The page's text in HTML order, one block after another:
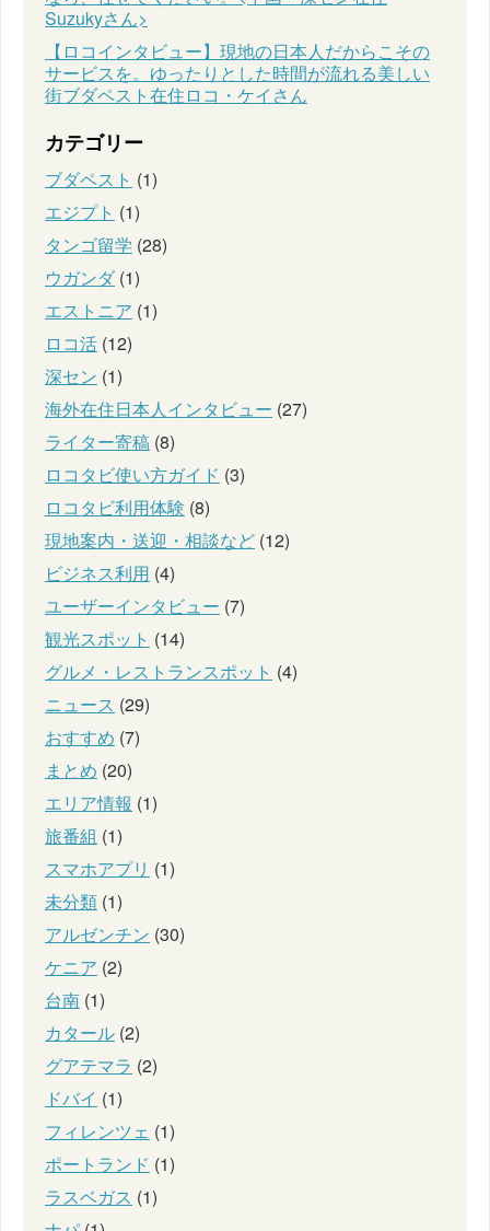
Suzukyさん>
【ロコインタビュー】現地の日本人だからこその
サービスを。ゆったりとした時間が流れる美しい
街ブダペスト在住ロコ・ケイさん
カテゴリー
ブダペスト (1)
エジプト (1)
タンゴ留学 (28)
ウガンダ(1)
エストニア (1)
ロコ活 (12)
深セン (1)
海外在住日本人インタビュー (27)
ライター寄稿 (8)
ロコタビ使い方ガイド (3)
ロコタビ利用体験 (8)
現地案内・送迎・相談など (12)
ビジネス利用 (4)
ユーザーインタビュー (7)
観光スポット (14)
グルメ・レストランスポット (4)
ニュース (29)
おすすめ (7)
まとめ (20)
エリア情報 (1)
旅番組 (1)
スマホアプリ (1)
未分類 (1)
アルゼンチン (30)
ケニア (2)
台南 (1)
カタール (2)
グアテマラ (2)
ドバイ (1)
フィレンツェ (1)
ポートランド (1)
ラスベガス (1)